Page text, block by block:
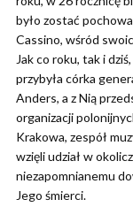
było zostać
Cassino, wśród
Jak co roku, tak i
przybyła córka
Anders, a z Nią
organizacji
Krakowa, zespół
wzięli udział w
niezapomnianemu
Jego śmierci.